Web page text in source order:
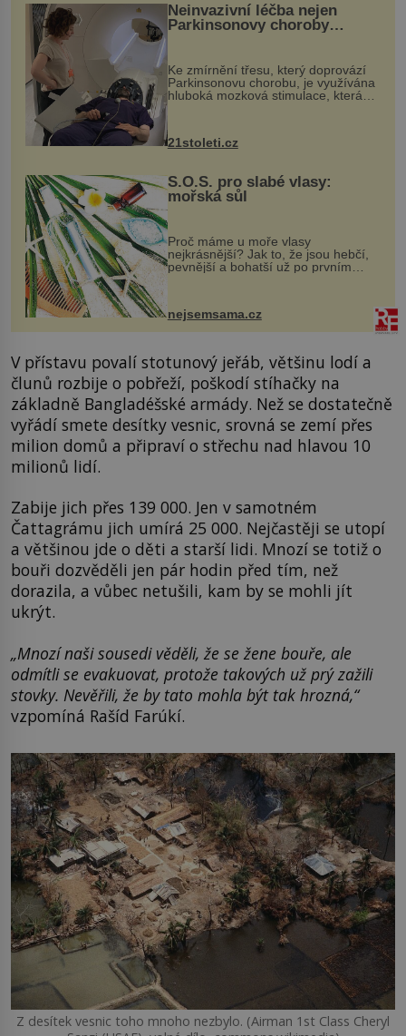
Neinvazivní léčba nejen
Parkinsonovy choroby
Ke zmírnění třesu, který doprovází
Parkinsonovu chorobu, je využívána
hluboká mozková stimulace, která
však vyžaduje vysoce invazivní
k dostatečně přesnému zacílení ...
21stoleti.cz
S.O.S. pro slabé vlasy:
mořská sůl
Proč máme u moře vlasy
nejkrásnější? Jak to, že jsou hebčí,
pevnější a bohatší už po prvním
vlasy. ...
nejsemsama.cz
V přístavu povalí stotunový jeřáb, většinu lodí a
člunů rozbije o pobřeží, poškodí stíhačky na
základně Bangladéšské armády. Než se dostatečně
vyřádí smete desítky vesnic, srovná se zemí přes
milion domů a připraví o střechu nad hlavou 10
milionů lidí.
Zabije jich přes 139 000. Jen v samotném
Čattagrámu jich umírá 25 000. Nejčastěji se utopí
a většinou jde o děti a starší lidi. Mnozí se totiž o
bouři dozvěděli jen pár hodin před tím, než
dorazila, a vůbec netušili, kam by se mohli jít
ukrýt.
„Mnozí naši sousedi věděli, že se žene bouře, ale
odmítli se evakuovat, protože takových už prý zažili
stovky. Nevěřili, že by tato mohla být tak hrozná,“
vzpomíná Rašíd Farúkí.
Z desítek vesnic toho mnoho nezbylo. (Airman 1st Class Cheryl